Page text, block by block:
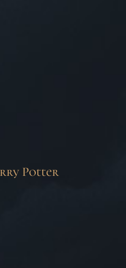
Potter